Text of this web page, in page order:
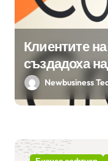
Клиентите
създадоха
ERP
вградения в
Newbusiness